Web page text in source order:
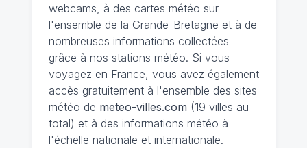
webcams, à des cartes météo sur
l'ensemble de la Grande-Bretagne et à de
nombreuses informations collectées
grâce à nos stations météo. Si vous
voyagez en France, vous avez également
accès gratuitement à l'ensemble des sites
météo de meteo-villes.com (19 villes au
total) et à des informations météo à
l'échelle nationale et internationale.